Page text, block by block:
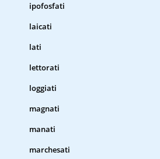
ipofosfati
laicati
lati
lettorati
loggiati
magnati
manati
marchesati